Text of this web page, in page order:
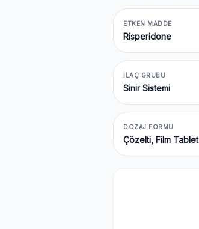
ETKEN MADDE
Risperidone
İLAÇ GRUBU
Sinir Sistemi
DOZAJ FORMU
Çözelti, Film Tablet